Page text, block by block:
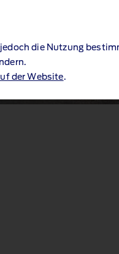
jedoch die Nutzung
der Website.